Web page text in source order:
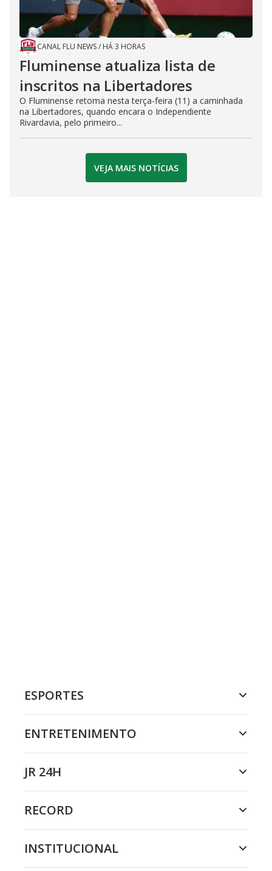
CANAL FLU NEWS/ HÁ 3 HORAS
Fluminense atualiza lista de
inscritos na Libertadores
O Fluminense retoma nesta terça-feira (11) a caminhada
na Libertadores, quando encara o Independiente
Rivardavia, pelo primeiro...
VEJA MAIS NOTÍCIAS
ESPORTES
ENTRETENIMENTO
JR 24H
RECORD
INSTITUCIONAL